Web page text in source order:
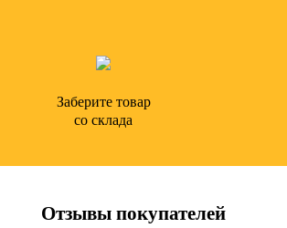
Заберите товар
со склада
Отзывы покупателей